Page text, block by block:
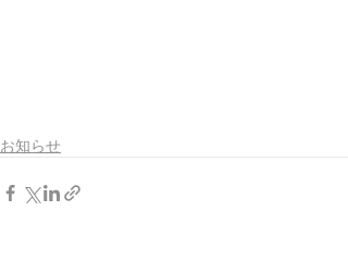
お知らせ